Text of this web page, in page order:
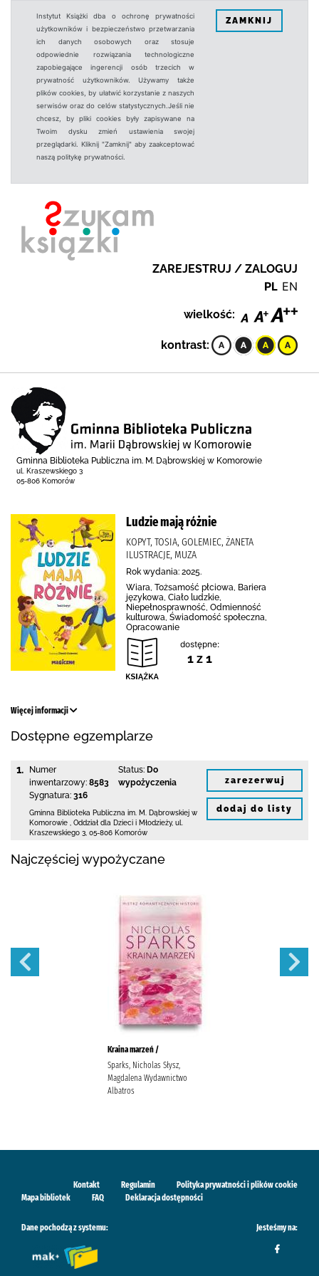
Instytut Książki dba o ochronę prywatności
użytkowników i bezpieczeństwo przetwarzania
ich danych osobowych oraz stosuje
odpowiednie rozwiązania technologiczne
zapobiegające ingerencji osób trzecich w
prywatność użytkowników. Używamy także
plików cookies, by ułatwić korzystanie z naszych
serwisów oraz do celów statystycznych.Jeśli nie
chcesz, by pliki cookies były zapisywane na
Twoim dysku zmień ustawienia swojej
przeglądarki. Kliknij "Zamknij" aby zaakceptować
naszą politykę prywatności.
ZAMKNIJ
ZAREJESTRUJ / ZALOGUJ
PL EN
wielkość:
kontrast:
Gminna Biblioteka Publiczna im. M. Dąbrowskiej w Komorowie
ul. Kraszewskiego 3
05-806 Komorów
Ludzie mają różnie
KOPYT, TOSIA, GOLEMIEC, ŻANETA
ILUSTRACJE, MUZA
Rok wydania: 2025.
Wiara, Tożsamość płciowa, Bariera
językowa, Ciało ludzkie,
Niepełnosprawność, Odmienność
kulturowa, Świadomość społeczna,
Opracowanie
dostępne:
1 z 1
Więcej informacji
Dostępne egzemplarze
1.
Numer
inwentarzowy: 8583
Sygnatura: 316
Status: Do
wypożyczenia
Gminna Biblioteka Publiczna im. M. Dąbrowskiej w
Komorowie
Oddział dla Dzieci i Młodzieży, ul.
Kraszewskiego 3 05-806 Komorów
zarezerwuj
dodaj do listy
Najczęściej wypożyczane
Kraina marzeń /
Sparks, Nicholas Słysz,
Magdalena Wydawnictwo
Albatros
Kontakt Regulamin
Polityka prywatności i plików cookie
Mapa bibliotek
FAQ Deklaracja dostępności
Dane pochodzą z systemu: Jesteśmy na: